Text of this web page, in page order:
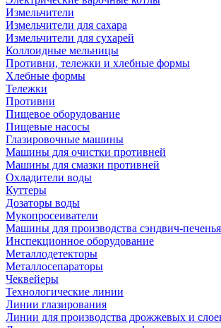
Измельчители
Измельчители для сахара
Измельчители для сухарей
Коллоидные мельницы
Противни, тележки и хлебные формы
Хлебные формы
Тележки
Противни
Пищевое оборудование
Пищевые насосы
Глазировочные машины
Машины для очистки противней
Машины для смазки противней
Охладители воды
Куттеры
Дозаторы воды
Мукопросеиватели
Машины для производства сэндвич-печенья
Инспекционное оборудование
Металлодетекторы
Металлосепараторы
Чеквейеры
Технологические линии
Линии глазирования
Линии для производства дрожжевых и